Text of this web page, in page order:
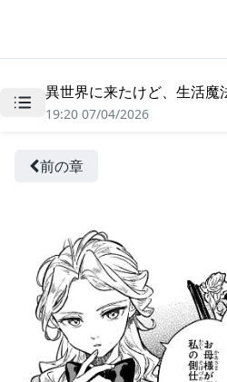
無料漫画
履歴
19:20 07/04/2026
前の章